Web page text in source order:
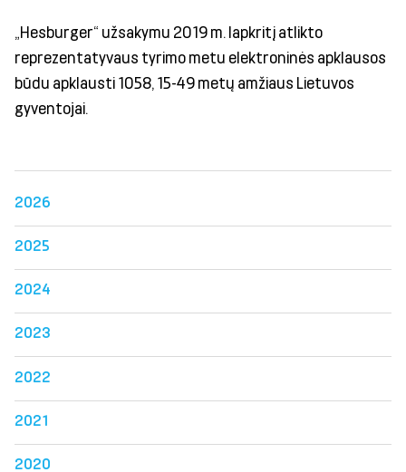
„Hesburger“ užsakymu 2019 m. lapkritį atlikto
reprezentatyvaus tyrimo metu elektroninės apklausos
būdu apklausti 1058, 15-49 metų amžiaus Lietuvos
gyventojai.
2026
2025
2024
2023
2022
2021
2020